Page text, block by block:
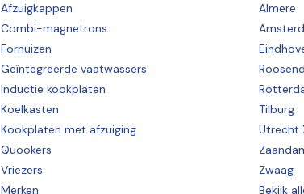
Afzuigkappen
Combi-magnetrons
Fornuizen
Geïntegreerde vaatwassers
Inductie kookplaten
Koelkasten
Kookplaten met afzuiging
Quookers
Vriezers
Merken
Almere
Tilburg
Utrecht
Zwaag
Bekijk